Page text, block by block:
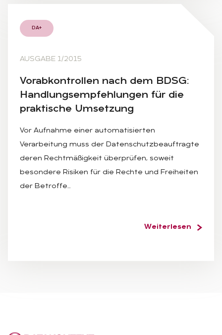
DA+
AUSGABE 1/2015
Vor­ab­kon­trol­len nach dem BDSG:
Hand­lungs­emp­feh­lun­gen für die
prak­ti­sche Um­set­zung
Vor Aufnahme einer automatisierten
Verarbeitung muss der Datenschutzbeauftragte
deren Rechtmäßigkeit überprüfen, soweit
besondere Risiken für die Rechte und Freiheiten
der Betroffe…
Weiterlesen